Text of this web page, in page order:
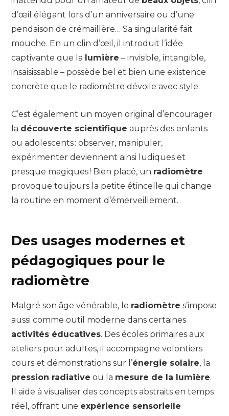
d’œil élégant lors d’un anniversaire ou d’une
pendaison de crémaillère… Sa singularité fait
mouche. En un clin d’œil, il introduit l’idée
captivante que la lumière – invisible, intangible,
insaisissable – possède bel et bien une existence
concrète que le radiomètre dévoile avec style.
C’est également un moyen original d’encourager
la découverte scientifique auprès des enfants
ou adolescents : observer, manipuler,
expérimenter deviennent ainsi ludiques et
presque magiques ! Bien placé, un radiomètre
provoque toujours la petite étincelle qui change
la routine en moment d’émerveillement.
Des usages modernes et
pédagogiques pour le
radiomètre
Malgré son âge vénérable, le radiomètre s’impose
aussi comme outil moderne dans certaines
activités éducatives. Des écoles primaires aux
ateliers pour adultes, il accompagne volontiers
cours et démonstrations sur l’énergie solaire, la
pression radiative ou la mesure de la lumière.
Il aide à visualiser des concepts abstraits en temps
réel, offrant une expérience sensorielle